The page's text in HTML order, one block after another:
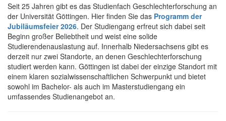
Seit 25 Jahren gibt es das Studienfach Geschlechterforschung an
der Universität Göttingen. Hier finden Sie das Programm der
Jubiläumsfeier 2026. Der Studiengang erfreut sich dabei seit
Beginn großer Beliebtheit und weist eine solide
Studierendenauslastung auf. Innerhalb Niedersachsens gibt es
derzeit nur zwei Standorte, an denen Geschlechterforschung
studiert werden kann. Göttingen ist dabei der einzige Standort mit
einem klaren sozialwissenschaftlichen Schwerpunkt und bietet
sowohl im Bachelor- als auch im Masterstudiengang ein
umfassendes Studienangebot an.